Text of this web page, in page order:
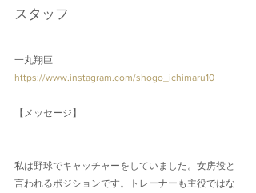
スタッフ
一丸翔巨
https://www.instagram.com/shogo_ichimaru10
【メッセージ】
私は野球でキャッチャーをしていました。女房役と
言われるポジションです。トレーナーも主役ではな